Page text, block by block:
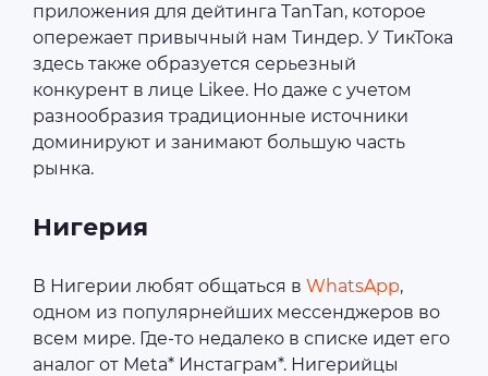
приложения для дейтинга TanTan, которое
опережает привычный нам Тиндер. У ТикТока
здесь также образуется серьезный
конкурент в лице Likee. Но даже с учетом
разнообразия традиционные источники
доминируют и занимают большую часть
рынка.
Нигерия
В Нигерии любят общаться в WhatsApp,
одном из популярнейших мессенджеров во
всем мире. Где-то недалеко в списке идет его
аналог от Meta* Инстаграм*. Нигерийцы